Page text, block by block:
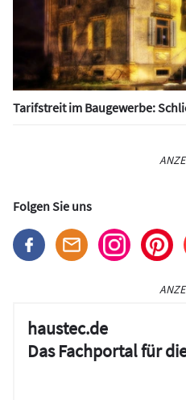
Tarifstreit im Baugewerbe:
Folgen Sie uns
haustec.de
Das Fachportal für